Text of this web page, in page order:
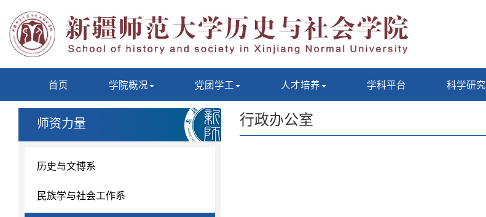
首页 学院概况 党团学工 人才培养 学科平台 科学研究
师资力量
历史与文博系
民族学与社会工作系
行政办公室